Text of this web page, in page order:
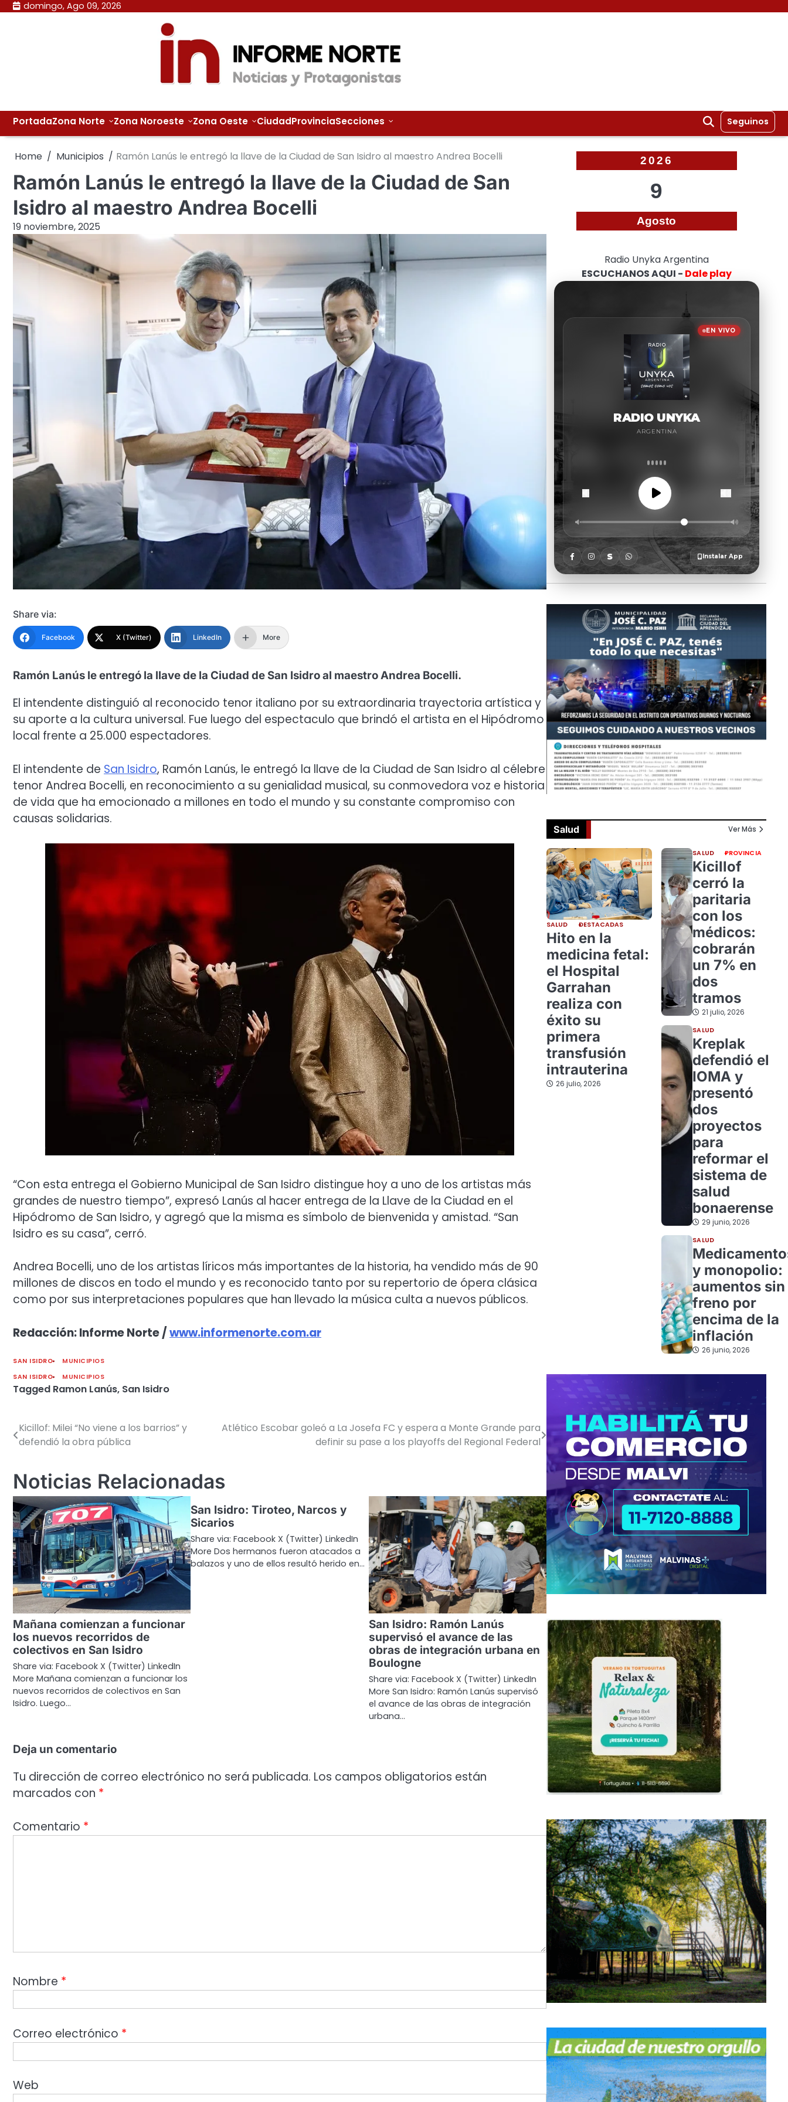
Skip domingo, Ago 09, 2026
PortadaZona Norte Zona Noroeste Zona Oeste CiudadProvinciaSecciones Seguinos
Home Municipios Ramón Lanús le entregó la llave de la Ciudad de San Isidro al maestro Andrea Bocelli
Ramón Lanús le entregó la llave de la Ciudad de San
Isidro al maestro Andrea Bocelli
19 noviembre, 2025
Share via:
Facebook X (Twitter) LinkedIn More
Ramón Lanús le entregó la llave de la Ciudad de San Isidro al maestro Andrea Bocelli.
El intendente distinguió al reconocido tenor italiano por su extraordinaria trayectoria artística y
su aporte a la cultura universal. Fue luego del espectaculo que brindó el artista en el Hipódromo
local frente a 25.000 espectadores.
El intendente de San Isidro, Ramón Lanús, le entregó la llave de la Ciudad de San Isidro al célebre
tenor Andrea Bocelli, en reconocimiento a su genialidad musical, su conmovedora voz e historia
de vida que ha emocionado a millones en todo el mundo y su constante compromiso con
causas solidarias.
“Con esta entrega el Gobierno Municipal de San Isidro distingue hoy a uno de los artistas más
grandes de nuestro tiempo”, expresó Lanús al hacer entrega de la Llave de la Ciudad en el
Hipódromo de San Isidro, y agregó que la misma es símbolo de bienvenida y amistad. “San
Isidro es su casa”, cerró.
Andrea Bocelli, uno de los artistas líricos más importantes de la historia, ha vendido más de 90
millones de discos en todo el mundo y es reconocido tanto por su repertorio de ópera clásica
como por sus interpretaciones populares que han llevado la música culta a nuevos públicos.
Redacción: Informe Norte /www.informenorte.com.ar
SAN ISIDRO
MUNICIPIOS
SAN ISIDRO
MUNICIPIOS
Tagged Ramon Lanús, San Isidro
Navegación
entradas
Kicillof: Milei “No viene a los barrios” y
defendió la obra pública
Atlético Escobar goleó a La Josefa FC y espera a Monte Grande para
definir su pase a los playoffs del Regional Federal
Noticias Relacionadas
Mañana comienzan a funcionar
los nuevos recorridos de
colectivos en San Isidro
Share via: Facebook X (Twitter) LinkedIn
More Mañana comienzan a funcionar los
nuevos recorridos de colectivos en San
Isidro. Luego…
San Isidro: Tiroteo, Narcos y
Sicarios
Share via: Facebook X (Twitter) LinkedIn
More Dos hermanos fueron atacados a
balazos y uno de ellos resultó herido en…
San Isidro: Ramón Lanús
supervisó el avance de las
obras de integración urbana en
Boulogne
Share via: Facebook X (Twitter) LinkedIn
More San Isidro: Ramón Lanús supervisó
el avance de las obras de integración
urbana…
Deja un comentario
Tu dirección de correo electrónico no será publicada. Los campos obligatorios están
marcados con *
Comentario *
Nombre *
Correo electrónico *
Web
2026
9
Agosto
Radio Unyka Argentina
ESCUCHANOS AQUI - Dale play
Salud Ver Más
SALUD DESTACADAS
Hito en la
medicina fetal:
el Hospital
Garrahan
realiza con
éxito su
primera
transfusión
intrauterina
26 julio, 2026
SALUD PROVINCIA
Kicillof
cerró la
paritaria
con los
médicos:
cobrarán
un 7% en
dos
tramos
21 julio, 2026
SALUD
Kreplak
defendió el
IOMA y
presentó
dos
proyectos
para
reformar el
sistema de
salud
bonaerense
29 junio, 2026
SALUD
y monopolio:
aumentos sin
freno por
encima de la
inflación
26 junio, 2026